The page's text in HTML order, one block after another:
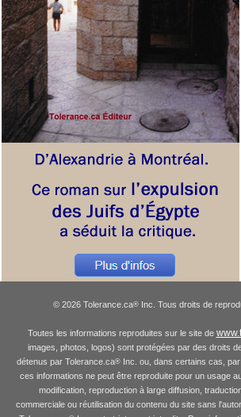
© 2026 Tolerance.ca®Inc. Tous droits de
Toutes les informations reproduites sur le site de
images, photos, logos) sont protégées par des droits
détenus par Tolerance.ca® Inc. ou, dans certains cas,
ces informations ne peut être reproduite pour un usage
modification, reproduction à large diffusion,
commerciale ou réutilisation du contenu du site sans